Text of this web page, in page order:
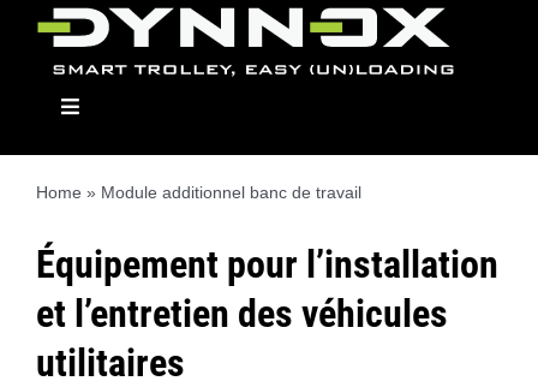
Skip
Toggle
Dynnox
Modellen
Home » Module additionnel banc de travail
Équipement pour l’installation
et l’entretien des véhicules
utilitaires